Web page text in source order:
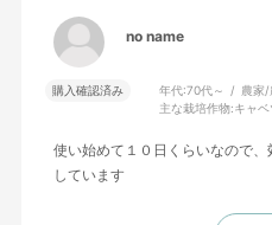
no name
購入確認済み 年代:70代～ 農家
主な栽培作物:キャベ
使い始めて１０日くらいなので
しています